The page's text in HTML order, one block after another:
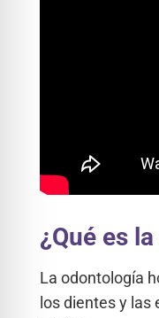
¿Qué es
La odontología
los dientes y las